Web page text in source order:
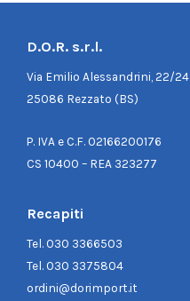
D.O.R. s.r.l.
Via Emilio Alessandrini, 22/24
25086 Rezzato (BS)
P. IVA e C.F. 02166200176
CS 10400 – REA 323277
Recapiti
Tel.030 3366503
Tel.030 3375804
ordini@dorimport.it